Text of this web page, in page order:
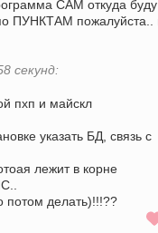
САМ откуда буду
ПУНКТАМ пожалуйста..
секунд:
пхп и майскл
указать БД, связь с
лежит в корне
потом делать)!!!??